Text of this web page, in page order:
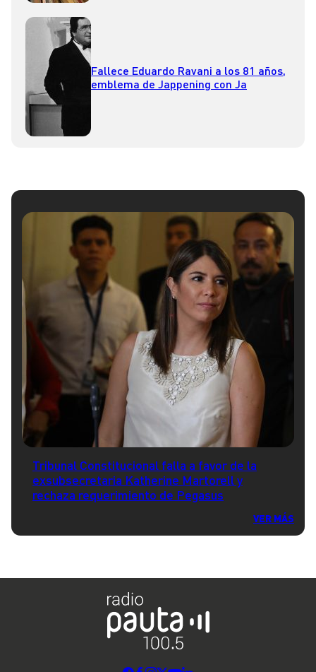
Fallece Eduardo Ravani a los 81 años,
emblema de Jappening con Ja
Tribunal Constitucional falla a favor de la
exsubsecretaria Katherine Martorell y
rechaza requerimiento de Pegasus
VER MÁS